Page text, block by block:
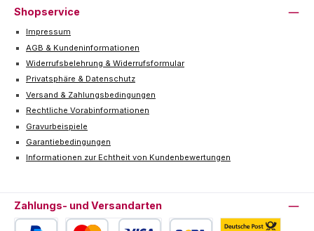
Shopservice
Impressum
AGB & Kundeninformationen
Widerrufsbelehrung & Widerrufsformular
Privatsphäre & Datenschutz
Versand & Zahlungsbedingungen
Rechtliche Vorabinformationen
Gravurbeispiele
Garantiebedingungen
Informationen zur Echtheit von Kundenbewertungen
Zahlungs- und Versandarten